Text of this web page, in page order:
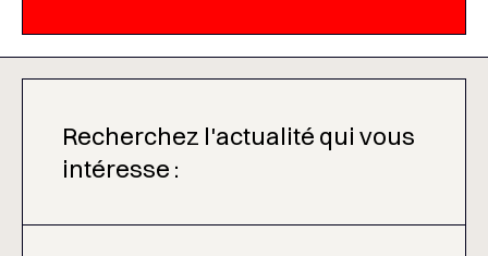
Recherchez l'actualité qui vous
intéresse :